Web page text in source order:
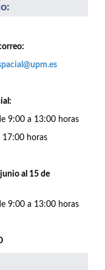
:
9:00 a 13:00 horas
horas
al 15 de
9:00 a 13:00 horas